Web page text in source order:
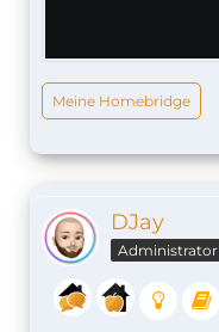
Meine Homebridge
DJay
Administrator